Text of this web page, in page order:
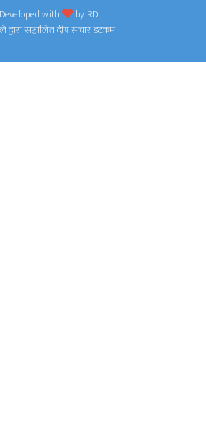
with byRD
द्वारा सञ्चालित दीप संचार डटकम